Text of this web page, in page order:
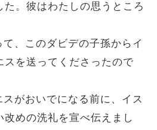
。彼はわたしの思うところ
、このダビデの子孫からイ
スを送ってくださったので
がおいでになる前に、イス
改めの洗礼を宣べ伝えまし